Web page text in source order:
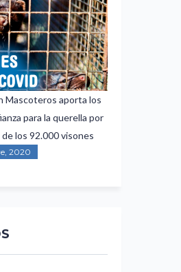
Mascoteros aporta los
para la querella por
los 92.000 visones
2020